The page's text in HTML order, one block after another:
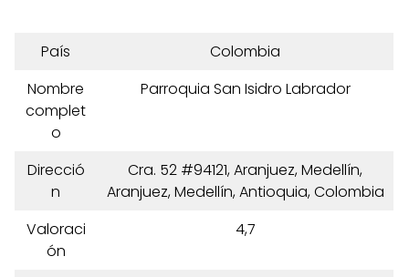
País
Colombia
Nombre
complet
o
Parroquia San Isidro Labrador
Direcció
n
Cra. 52 #94121, Aranjuez, Medellín,
Aranjuez, Medellín, Antioquia, Colombia
Valoraci
ón
4,7